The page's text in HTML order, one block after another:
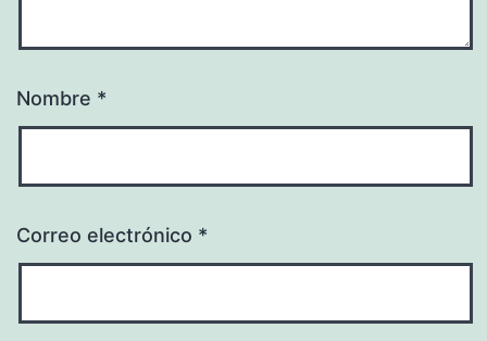
Nombre *
Correo electrónico *